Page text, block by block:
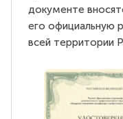
документе
его официальную
всей территории